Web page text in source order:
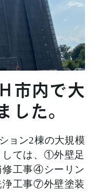
市内で大
した。
ョン2棟の大規模
しては、①外壁足
工事④シーリン
工事⑦外壁塗装